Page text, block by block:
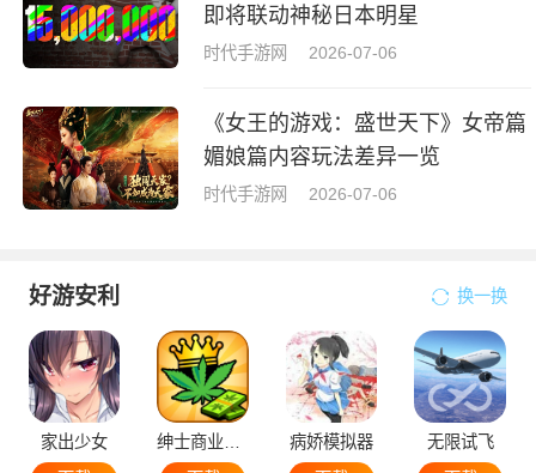
即将联动神秘日本明星
时代手游网 2026-07-06
《女王的游戏：盛世天下》女帝篇
媚娘篇内容玩法差异一览
时代手游网 2026-07-06
好游安利 换一换
家出少女
病娇模拟器
无限试飞